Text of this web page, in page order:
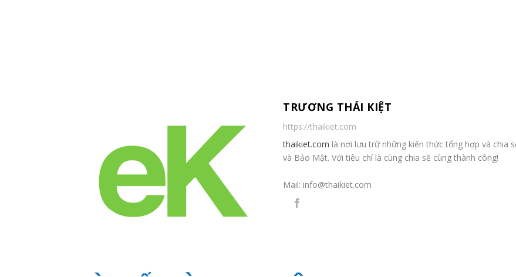
TRƯƠNG THÁI KIỆT
https://thaikiet.com
thaikiet.com là nơi lưu trữ những kiến thức tổng hợp và chia
và Bảo Mật. Với tiêu chí là cùng chia sẽ cùng thành công!
Mail: info@thaikiet.com